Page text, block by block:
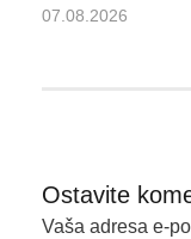
07.08.2026
Ostavite
Vaša adresa e-